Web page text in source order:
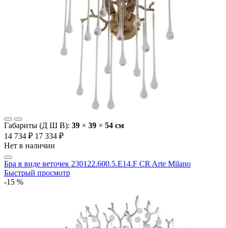
Габариты (Д Ш В): 39 × 39 × 54 cм
14 734 ₽ 17 334 ₽
Нет в наличии
Бра в виде веточек 230122.600.5.E14.F CR Arte Milano
Быстрый просмотр
-15 %